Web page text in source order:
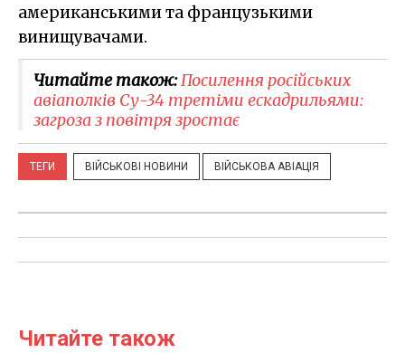
американськими та французькими
винищувачами.
Читайте також:Посилення російських
авіаполків Су-34 третіми ескадрильями:
загроза з повітря зростає
ТЕГИ ВІЙСЬКОВІ НОВИНИ ВІЙСЬКОВА АВІАЦІЯ
Читайте також